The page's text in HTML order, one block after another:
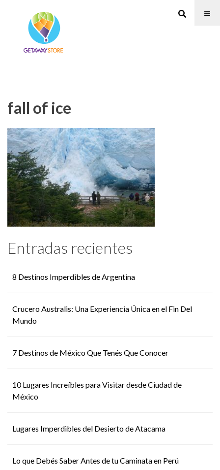
fall of ice
Entradas recientes
8 Destinos Imperdibles de Argentina
Crucero Australis: Una Experiencia Única en el Fin Del
Mundo
7 Destinos de México Que Tenés Que Conocer
10 Lugares Increíbles para Visitar desde Ciudad de
México
Lugares Imperdibles del Desierto de Atacama
Lo que Debés Saber Antes de tu Caminata en Perú